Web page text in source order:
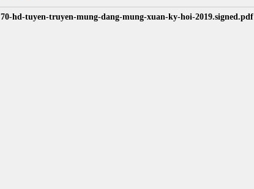
70-hd-tuyen-truyen-mung-dang-mung-xuan-ky-hoi-2019.signed.pdf